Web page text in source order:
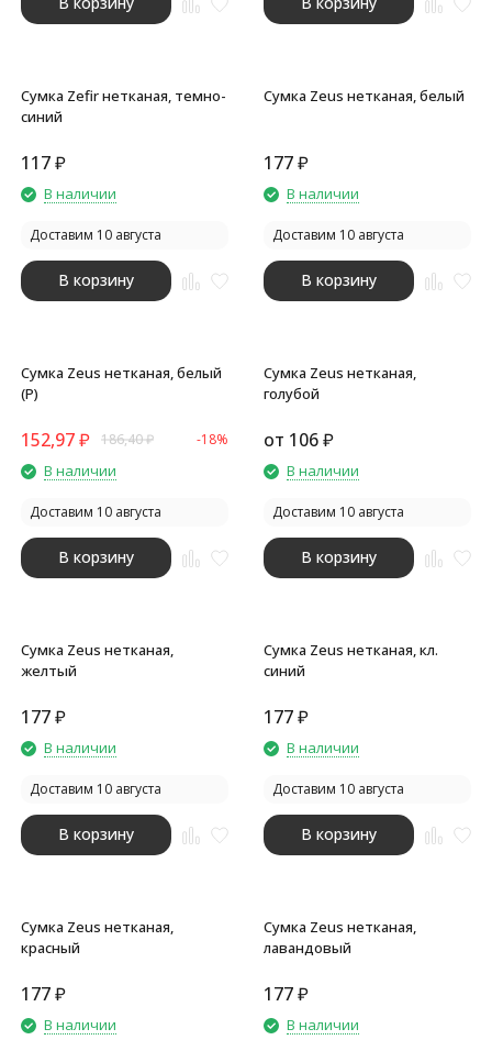
Сумка Zefir нетканая, темно-
синий
117₽
В наличии
Доставим 10 августа
В корзину
Сумка Zeus нетканая, белый
177₽
В наличии
Доставим 10 августа
В корзину
Сумка Zeus нетканая, белый
(P)
152,97₽ 186,40₽ -18%
В наличии
Доставим 10 августа
В корзину
Сумка Zeus нетканая,
голубой
от 106₽
В наличии
Доставим 10 августа
В корзину
Сумка Zeus нетканая,
желтый
177₽
В наличии
Доставим 10 августа
В корзину
Сумка Zeus нетканая, кл.
синий
177₽
В наличии
Доставим 10 августа
В корзину
Сумка Zeus нетканая,
красный
177₽
В наличии
Сумка Zeus нетканая,
лавандовый
177₽
В наличии